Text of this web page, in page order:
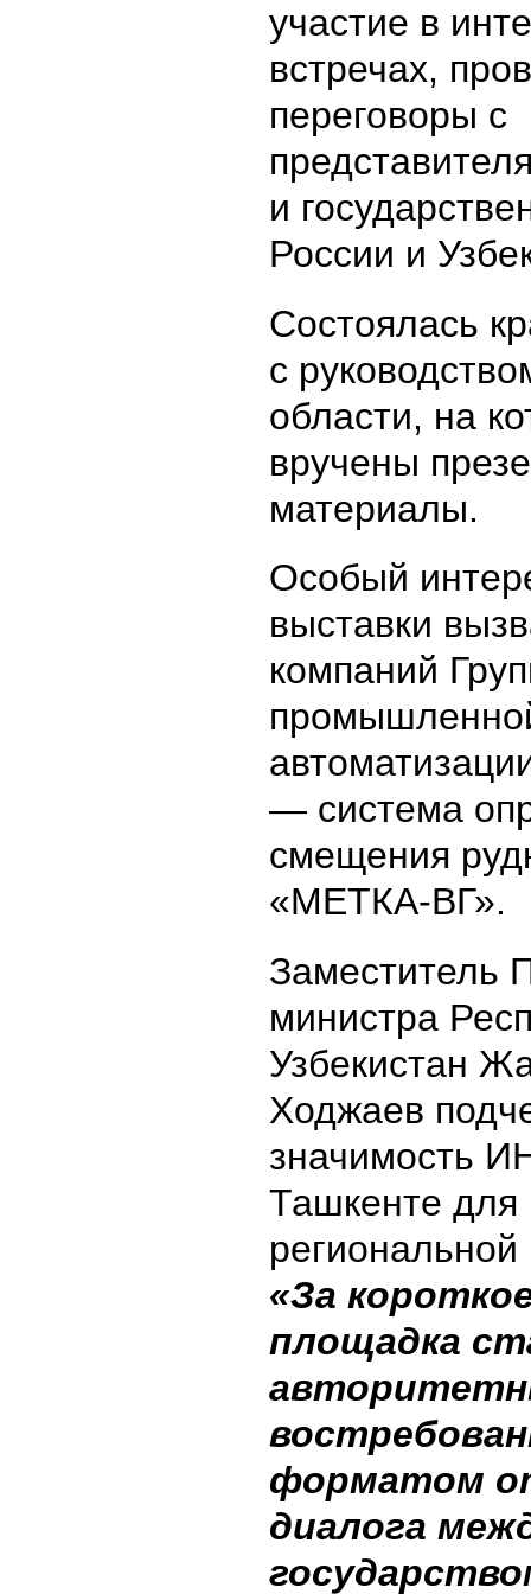
участие в
встречах,
переговоры с
и
России и
Состоялась
с
области, на
вручены
материалы.
Особый
выставки
компаний
— система
смещения
«МЕТКА-ВГ».
Заместитель
министра
Узбекистан
Ходжаев
значимость
Ташкенте для
«За
площадка
форматом
диалога